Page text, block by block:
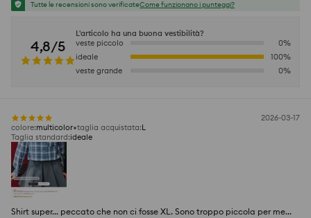
Tutte le recensioni sono verificateCome funzionano i punteggi?
4,8/5
L'articolo ha una buona vestibilità?
veste piccolo
0%
ideale
100%
veste grande
0%
2026-03-17
colore:multicolor taglia acquistata:L
Taglia standard:ideale
Shirt super... peccato che non ci fosse XL. Sono troppo piccola per me...